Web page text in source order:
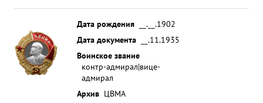
Дата рождения
__.__.1902
Дата документа
__.11.1935
Воинское звание
контр-адмирал|вице-
адмирал
Архив ЦВМА